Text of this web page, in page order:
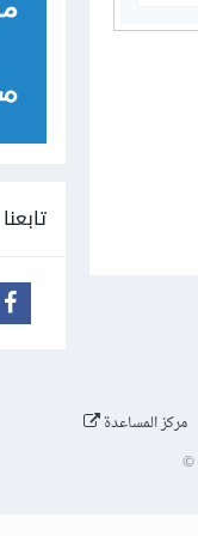
مركز المساعدة
©